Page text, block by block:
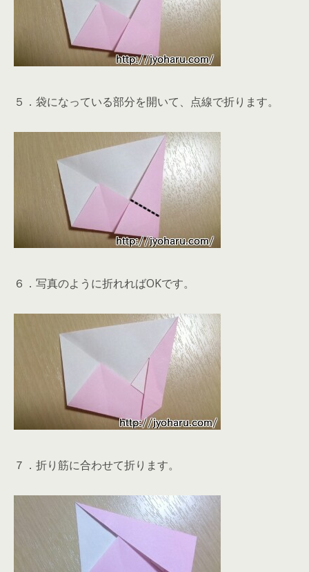
５．袋になっている部分を開いて、点線で折ります。
６．写真のように折れればOKです。
７．折り筋に合わせて折ります。